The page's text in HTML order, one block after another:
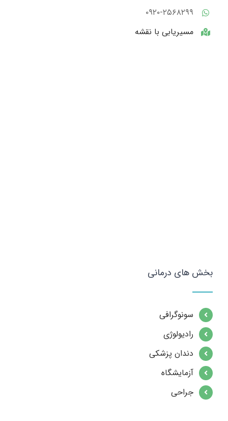
۰۹۲۰-۲۵۶۸۲۹۹
مسیریابی با نقشه
بخش های درمانی
سونوگرافی
رادیولوژی
دندان پزشکی
آزمایشگاه
جراحی